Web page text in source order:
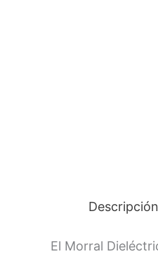
Descripción
El Morral